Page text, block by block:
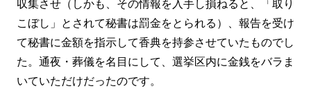
こぼし」とされて秘書は罰金をとられる）、報告を受け
て秘書に金額を指示して香典を持参させていたものでし
た。通夜・葬儀を名目にして、選挙区内に金銭をバラま
いていただけだったのです。